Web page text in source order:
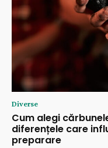
Diverse
Cum alegi
diferențele care
preparare